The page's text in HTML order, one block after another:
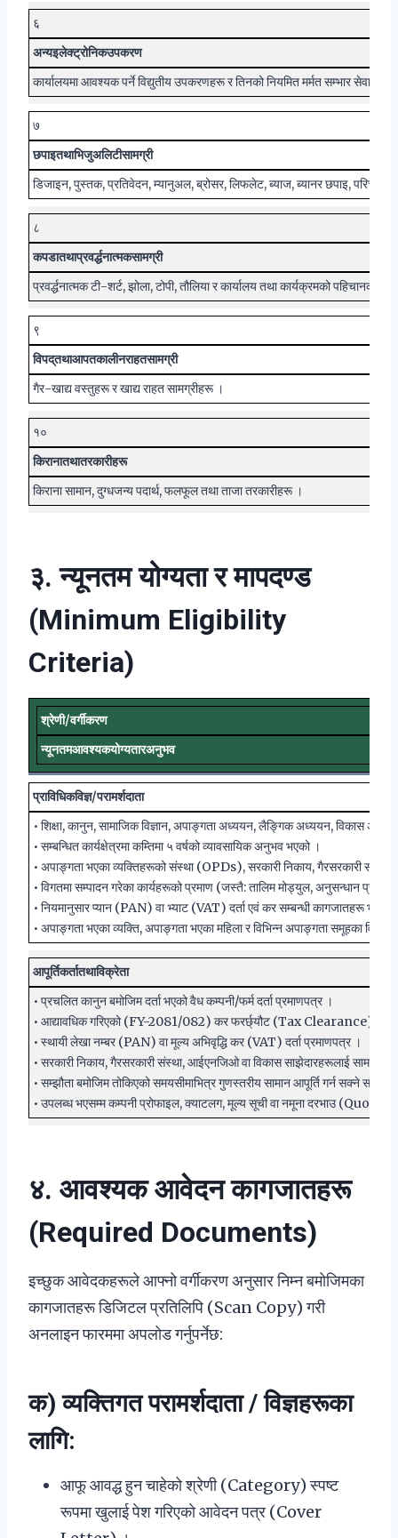
६
अन्यइलेक्ट्रोनिकउपकरण
कार्यालयमा आवश्यक पर्ने विद्युतीय उपकरणहरू र तिनको नियमित मर्मत सम्भार सेवा ।
७
छपाइतथाभिजुअलिटीसामग्री
डिजाइन, पुस्तक, प्रतिवेदन, म्यानुअल, ब्रोसर, लिफलेट, ब्याज, ब्यानर छपाइ,
८
कपडातथाप्रवर्द्धनात्मकसामग्री
प्रवर्द्धनात्मक टी-शर्ट, झोला, टोपी, तौलिया र कार्यालय तथा कार्यक्रमको पहिचानका
९
विपद्तथाआपतकालीनराहतसामग्री
गैर-खाद्य वस्तुहरू र खाद्य राहत सामग्रीहरू ।
१०
किरानातथातरकारीहरू
किराना सामान, दुग्धजन्य पदार्थ, फलफूल तथा ताजा तरकारीहरू ।
३. न्यूनतम योग्यता र मापदण्ड
(Minimum Eligibility
Criteria)
श्रेणी/वर्गीकरण
न्यूनतमआवश्यकयोग्यतारअनुभव
प्राविधिकविज्ञ/परामर्शदाता
• शिक्षा, कानुन, सामाजिक विज्ञान, अपाङ्गता अध्ययन, लैङ्गिक अध्ययन, विकास
• सम्बन्धित कार्यक्षेत्रमा कम्तिमा ५ वर्षको व्यावसायिक अनुभव भएको ।
• अपाङ्गता भएका व्यक्तिहरूको संस्था (OPDs), सरकारी निकाय, गैरसरकारी
• विगतमा सम्पादन गरेका कार्यहरूको प्रमाण (जस्तै: तालिम मोड्युल, अनुसन्धान
• नियमानुसार प्यान (PAN) वा भ्याट (VAT) दर्ता एवं कर सम्बन्धी कागजातहरू भएको
• अपाङ्गता भएका व्यक्ति, अपाङ्गता भएका महिला र विभिन्न अपाङ्गता समूहका
आपूर्तिकर्तातथाविक्रेता
• प्रचलित कानुन बमोजिम दर्ता भएको वैध कम्पनी/फर्म दर्ता प्रमाणपत्र ।
• आद्यावधिक गरिएको (FY-2081/082) कर फरर्छ्यौट (Tax Clearance)
• स्थायी लेखा नम्बर (PAN) वा मूल्य अभिवृद्धि कर (VAT) दर्ता प्रमाणपत्र ।
• सरकारी निकाय, गैरसरकारी संस्था, आईएनजिओ वा विकास साझेदारहरूलाई सामान वा
• सम्झौता बमोजिम तोकिएको समयसीमाभित्र गुणस्तरीय सामान आपूर्ति गर्न सक्ने
• उपलब्ध भएसम्म कम्पनी प्रोफाइल, क्याटलग, मूल्य सूची वा नमूना दरभाउ
४. आवश्यक आवेदन कागजातहरू
(Required Documents)
इच्छुक आवेदकहरूले आफ्नो वर्गीकरण अनुसार निम्न बमोजिमका
कागजातहरू डिजिटल प्रतिलिपि (Scan Copy) गरी
अनलाइन फारममा अपलोड गर्नुपर्नेछ:
क) व्यक्तिगत परामर्शदाता / विज्ञहरूका
लागि:
आफू आवद्ध हुन चाहेको श्रेणी (Category) स्पष्ट
रूपमा खुलाई पेश गरिएको आवेदन पत्र (Cover